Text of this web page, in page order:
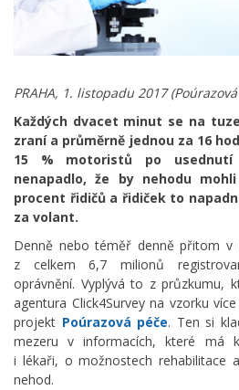
PRAHA, 1. listopadu 2017
Každých dvacet minut se na
zraní a průměrně jednou za 16
15 % motoristů po
nenapadlo, že by nehodu
procent řidičů a řidiček to
za volant.
Denně nebo téměř denně přitom v
z celkem 6,7 milionů
oprávnění. Vyplývá to z průzkumu,
agentura Click4Survey na vzorku
projekt Poúrazová péče. Ten si
mezeru v informacích, které má
i lékaři, o možnostech rehabilitace
nehod.